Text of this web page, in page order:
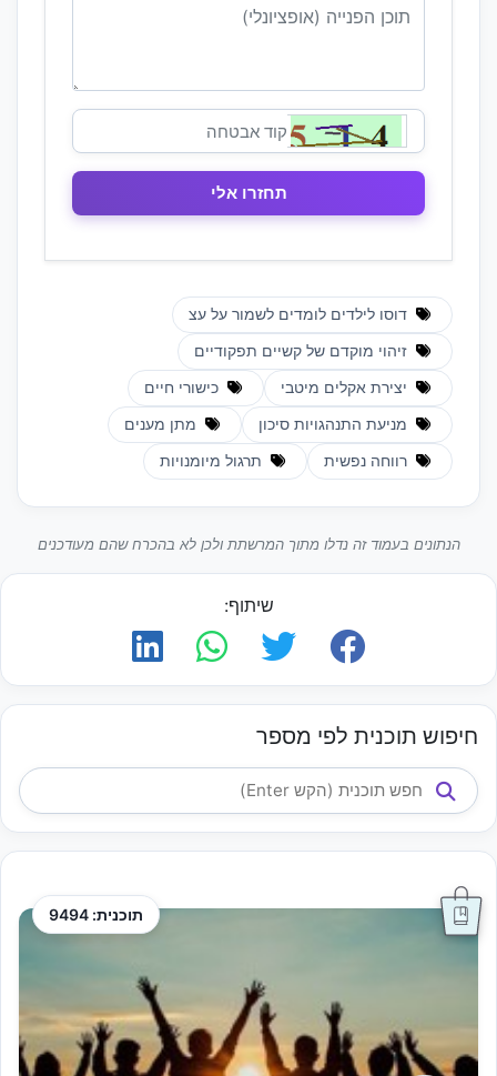
דוסו לילדים לומדים לשמור על עצ
זיהוי מוקדם של קשיים תפקודיים
יצירת אקלים מיטבי כישורי חיים
מניעת התנהגויות סיכון מתן מענים
רווחה נפשית תרגול מיומנויות
הנתונים בעמוד זה נדלו מתוך המרשתת ולכן לא בהכרח שהם מעודכנים
שיתוף:
חיפוש תוכנית לפי מספר
תוכנית: 9494